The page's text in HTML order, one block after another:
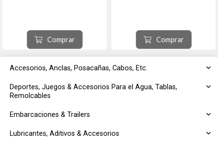
Accesorios, Anclas, Posacañas, Cabos, Etc.
Deportes, Juegos & Accesorios Para el Agua, Tablas,
Remolcables
Embarcaciones & Trailers
Lubricantes, Aditivos & Accesorios
Comprar Comprar